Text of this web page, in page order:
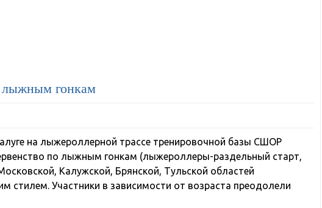
лыжным гонкам
на лыжероллерной трассе тренировочной базы СШОР
по лыжным гонкам (лыжероллеры-раздельный старт,
Калужской, Брянской, Тульской областей
стилем. Участники в зависимости от возраста преодолели